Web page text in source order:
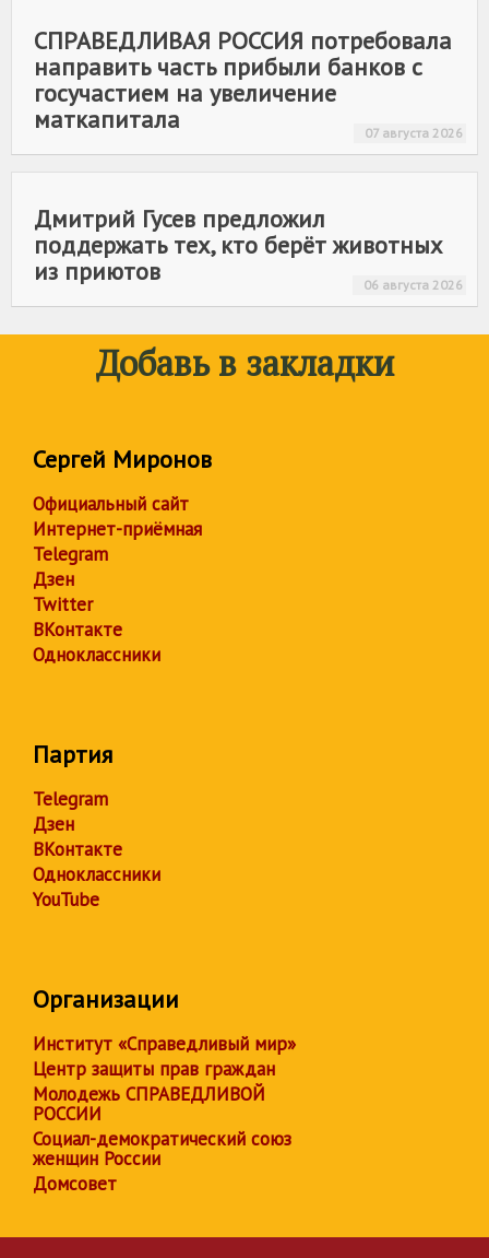
СПРАВЕДЛИВАЯ РОССИЯ потребовала
направить часть прибыли банков с
госучастием на увеличение
маткапитала
07 августа 2026
Дмитрий Гусев предложил
поддержать тех, кто берёт животных
из приютов
06 августа 2026
Добавь в закладки
Сергей Миронов
Официальный сайт
Интернет-приёмная
Telegram
Дзен
Twitter
ВКонтакте
Одноклассники
Партия
Telegram
Дзен
ВКонтакте
Одноклассники
YouTube
Организации
Институт «Справедливый мир»
Центр защиты прав граждан
Молодежь СПРАВЕДЛИВОЙ
РОССИИ
Социал-демократический союз
женщин России
Домсовет